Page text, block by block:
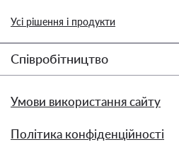
Усі рішення і продукти
Співробітництво
Умови використання сайту
Політика конфіденційності